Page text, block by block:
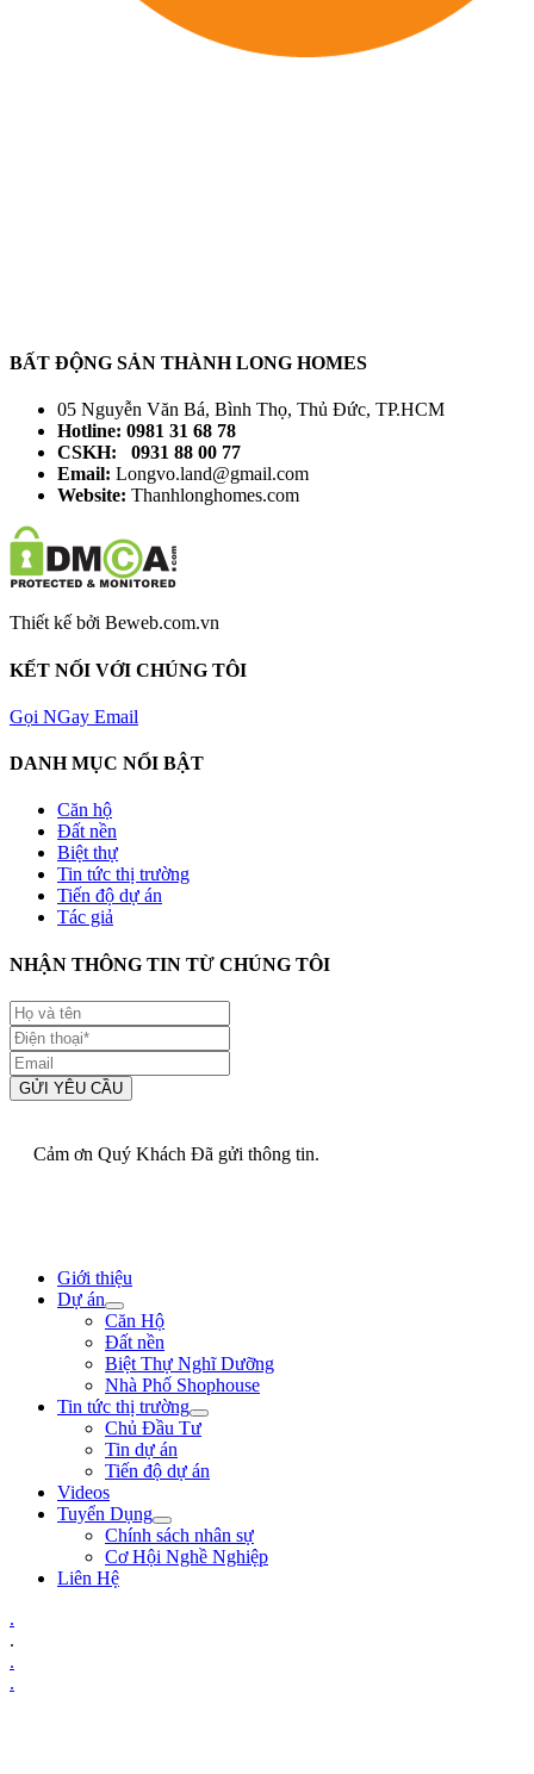
BẤT ĐỘNG SẢN THÀNH LONG HOMES
05 Nguyễn Văn Bá, Bình Thọ, Thủ Đức, TP.HCM
Hotline: 0981 31 68 78
CSKH: 0931 88 00 77
Email: Longvo.land@gmail.com
Website: Thanhlonghomes.com
Thiết kế bởi Beweb.com.vn
KẾT NỐI VỚI CHÚNG TÔI
Gọi NGay Email
DANH MỤC NỔI BẬT
Căn hộ
Đất nền
Biệt thự
Tin tức thị trường
Tiến độ dự án
Tác giả
NHẬN THÔNG TIN TỪ CHÚNG TÔI
GỬI YÊU CẦU
Cảm ơn Quý Khách Đã gửi thông tin.
Giới thiệu
Dự án
Căn Hộ
Đất nền
Biệt Thự Nghĩ Dưỡng
Nhà Phố Shophouse
Tin tức thị trường
Chủ Đầu Tư
Tin dự án
Tiến độ dự án
Videos
Tuyển Dụng
Chính sách nhân sự
Cơ Hội Nghề Nghiệp
Liên Hệ
.
.
.
.